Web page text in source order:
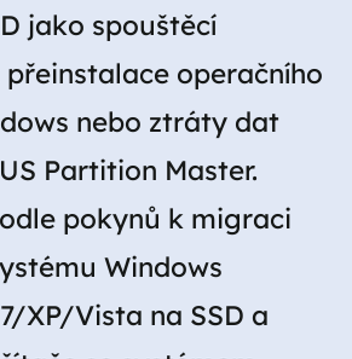
jako spouštěcí
operačního
nebo ztráty dat
Partition Master.
pokynů k migraci
Windows
XP/Vista na SSD a